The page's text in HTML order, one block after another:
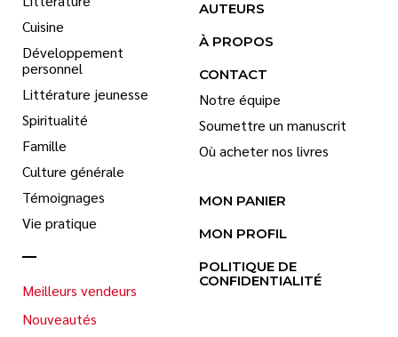
Cuisine
Développement
personnel
Littérature jeunesse
Spiritualité
Famille
Culture générale
Témoignages
Vie pratique
Meilleurs vendeurs
Nouveautés
AUTEURS
À PROPOS
CONTACT
Notre équipe
Soumettre un manuscrit
Où acheter nos livres
MON PANIER
MON PROFIL
POLITIQUE DE
CONFIDENTIALITÉ